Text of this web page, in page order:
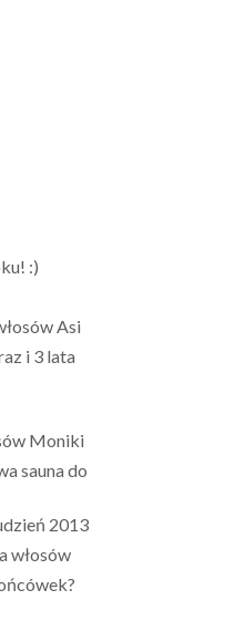
:)
Asi
i 3 lata
Moniki
sauna do
2013
włosów